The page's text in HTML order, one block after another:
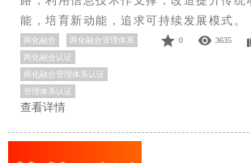
能，培育新动能，追求可持续发展模式。
0 3635
两化融合
两化融合管理体系
两化融合认证
两化融合管理体系认证
管理体系认证
查看详情